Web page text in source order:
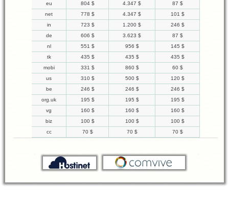
eu
804 $ 4.347 $
87 $
net
778 $ 4.347 $
101 $
in
723 $ 1.200 $
246 $
de
606 $ 3.623 $
87 $
nl
551 $ 956 $
145 $
tk
435 $ 435 $
435 $
mobi
331 $ 860 $
60 $
us
310 $ 500 $
120 $
be
246 $ 246 $
246 $
org.uk
195 $ 195 $
195 $
vg
160 $ 160 $
160 $
biz
100 $ 100 $
100 $
cc
70 $ 70 $ 70 $